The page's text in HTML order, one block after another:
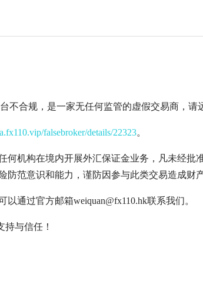
不合规，是一家无任何监管的虚假交易商，请
falsebroker/details/22323。
何机构在境内开展外汇保证金业务，凡未经批
防范意识和能力，谨防因参与此类交易造成财产
通过官方邮箱weiquan@fx110.hk联系我们。
持与信任！